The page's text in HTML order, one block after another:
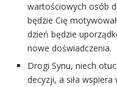
wartościowych osób
będzie Cię
dzień będzie
nowe doświadczenia.
Drogi Synu, niech
decyzji, a siła